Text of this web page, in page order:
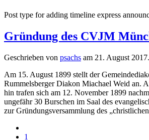
Post type for adding timeline express
Gründung des CVJM
Geschrieben von psachs am 21. August 2017.
Am 15. August 1899 stellt der
Rummelsberger Diakon Miachael Weid an.
hin trafen sich am 12. November 1899
ungefähr 30 Burschen im Saal des
zur Gründungsversammlung des
1